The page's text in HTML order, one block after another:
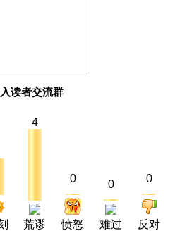
读者交流群
4
荒谬
0
愤怒
0
难过
0
反对